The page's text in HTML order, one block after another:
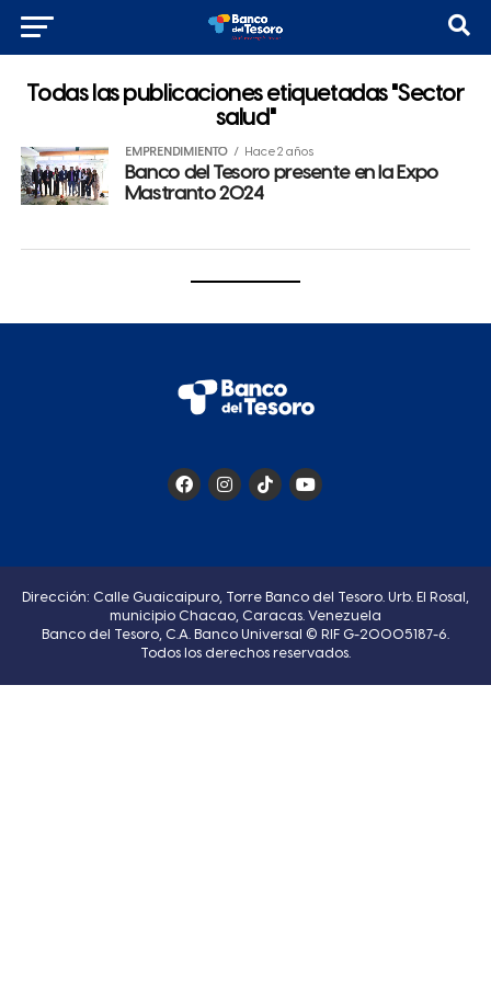
Todas las publicaciones etiquetadas "Sector
salud"
EMPRENDIMIENTO Hace 2 años
Banco del Tesoro presente en la Expo
Mastranto 2024
Dirección: Calle Guaicaipuro, Torre Banco del Tesoro. Urb. El Rosal,
municipio Chacao, Caracas. Venezuela
Banco del Tesoro, C.A. Banco Universal © RIF G-20005187-6.
Todos los derechos reservados.